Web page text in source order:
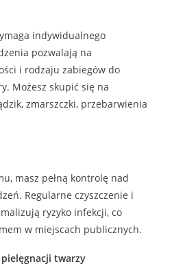
indywidualnego
pozwalają na
i rodzaju zabiegów do
Możesz skupić się na
zmarszczki, przebarwienia
masz pełną kontrolę nad
Regularne czyszczenie i
ryzyko infekcji, co
w miejscach publicznych.
twarzy